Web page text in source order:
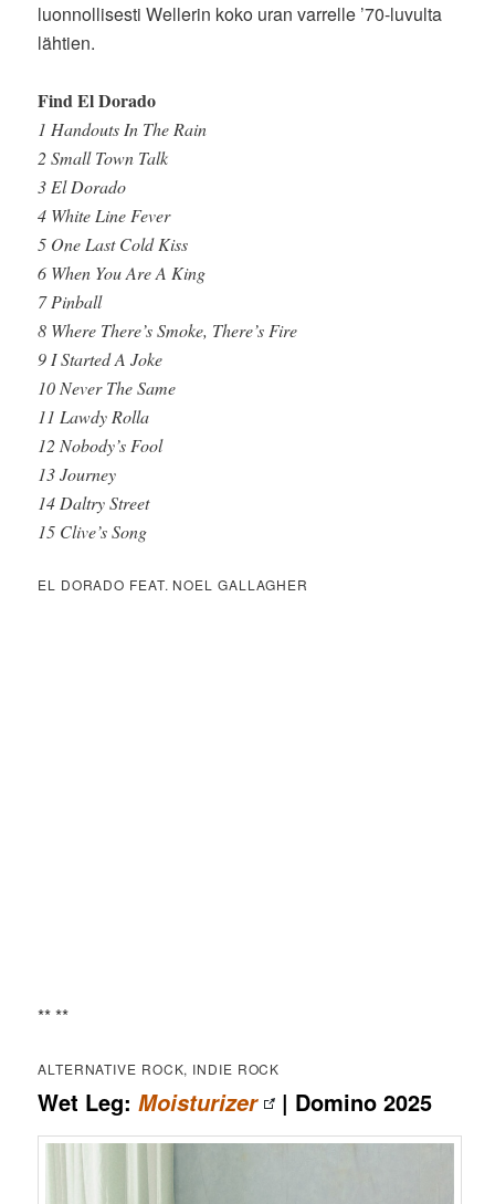
luonnollisesti Wellerin koko uran varrelle ’70-luvulta
lähtien.
Find El Dorado
1 Handouts In The Rain
2 Small Town Talk
3 El Dorado
4 White Line Fever
5 One Last Cold Kiss
6 When You Are A King
7 Pinball
8 Where There’s Smoke, There’s Fire
9 I Started A Joke
10 Never The Same
11 Lawdy Rolla
12 Nobody’s Fool
13 Journey
14 Daltry Street
15 Clive’s Song
EL DORADO FEAT. NOEL GALLAGHER
** **
ALTERNATIVE ROCK, INDIE ROCK
Wet Leg:Moisturizer | Domino 2025